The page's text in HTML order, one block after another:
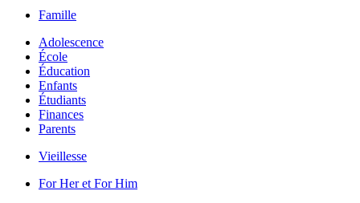
Famille
Adolescence
École
Éducation
Enfants
Étudiants
Finances
Parents
Vieillesse
For Her et For Him